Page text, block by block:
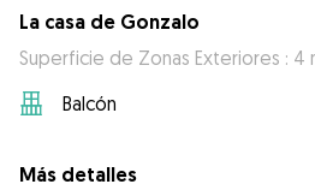
La casa de Gonzalo
Superficie de Zonas Exteriores : 4
Balcón
Más detalles